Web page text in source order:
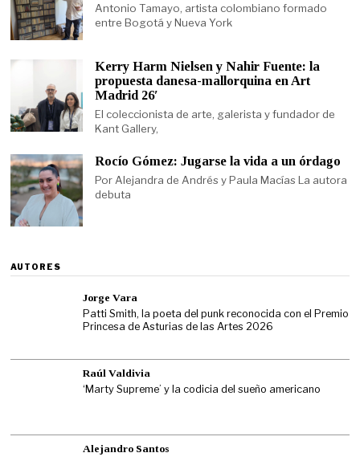
Antonio Tamayo, artista colombiano formado
entre Bogotá y Nueva York
Kerry Harm Nielsen y Nahir Fuente: la
propuesta danesa-mallorquina en Art
Madrid 26′
El coleccionista de arte, galerista y fundador de
Kant Gallery,
Rocío Gómez: Jugarse la vida a un órdago
Por Alejandra de Andrés y Paula Macías La autora
debuta
AUTORES
Jorge Vara
Patti Smith, la poeta del punk reconocida con el Premio
Princesa de Asturias de las Artes 2026
Raúl Valdivia
‘Marty Supreme’ y la codicia del sueño americano
Alejandro Santos